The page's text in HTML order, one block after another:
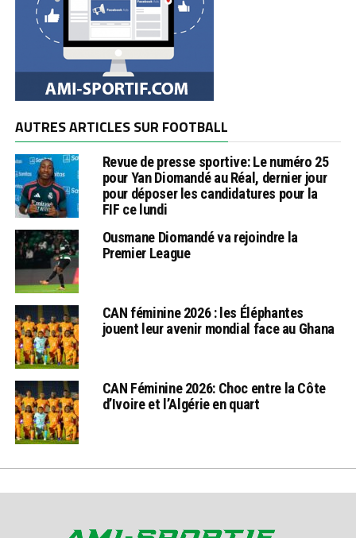
AUTRES ARTICLES SUR FOOTBALL
Revue de presse sportive: Le numéro 25
pour Yan Diomandé au Réal, dernier jour
pour déposer les candidatures pour la
FIF ce lundi
Ousmane Diomandé va rejoindre la
Premier League
CAN féminine 2026 : les Éléphantes
jouent leur avenir mondial face au Ghana
CAN Féminine 2026: Choc entre la Côte
d’Ivoire et l’Algérie en quart